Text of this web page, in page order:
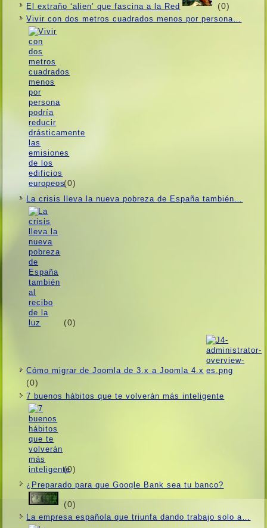
El extraño ‘alien’ que fascina a la Red (0)
Vivir con dos metros cuadrados menos por persona…
(0)
La crisis lleva la nueva pobreza de España también…
(0)
Cómo migrar de Joomla de 3.x a Joomla 4.x
(0)
7 buenos hábitos que te volverán más inteligente
(0)
¿Preparado para que Google Bank sea tu banco?
(0)
La empresa española que triunfa dando trabajo solo a…